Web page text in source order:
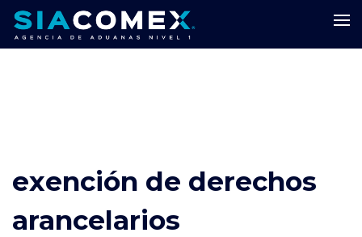
exención de derechos
arancelarios